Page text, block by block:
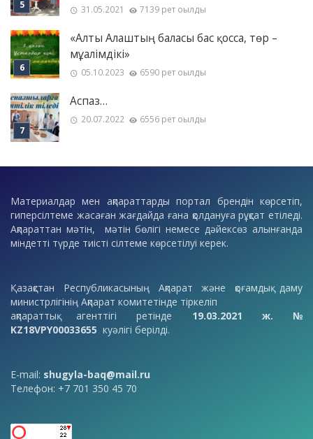
31.05.2021 7139 рет оқылды
«Алты Алаштың баласы бас қосса, төр –
мұғалімдікі»
05.10.2023 6590 рет оқылды
Аспаз…
20.07.2022 6556 рет оқылды
Материалдар мен ақпараттарды портал брендін көрсетіп,
гиперсілтеме жасаған жағдайда ғана қолдануға рұқсат етіледі.
Ақпараттан мәтін, мәтін бөлігі немесе дәйексөз алынғанда
міндетті түрде тиісті сілтеме көрсетілуі керек.
Қазақстан Республикасының Ақпарат және қоғамдық даму
министрлігінің Ақпарат комитетінде тіркеліп
ақпараттық агенттігі ретінде 19.03.2021 ж. №
KZ18VPY00033655 куәлігі берілді.
E-mail: shugyla-baq@mail.ru
Телефон: +7 701 350 45 70